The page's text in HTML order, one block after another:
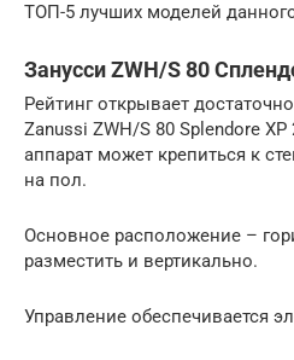
ТОП-5 лучших моделей
Занусси ZWH/S 80
Рейтинг открывает
Zanussi ZWH/S 80 Splendore
аппарат может крепиться к
на пол.
Основное расположение –
разместить и вертикально.
Управление обеспечивается